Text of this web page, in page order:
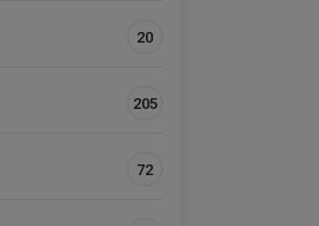
20
205
72